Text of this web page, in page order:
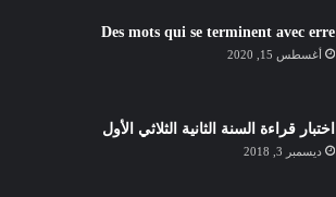
Des mots qui se terminent avec erre
أغسطس 15, 2020
اختبار قراءة السنة الثانية الثلاثي الأول
ديسمبر 3, 2018